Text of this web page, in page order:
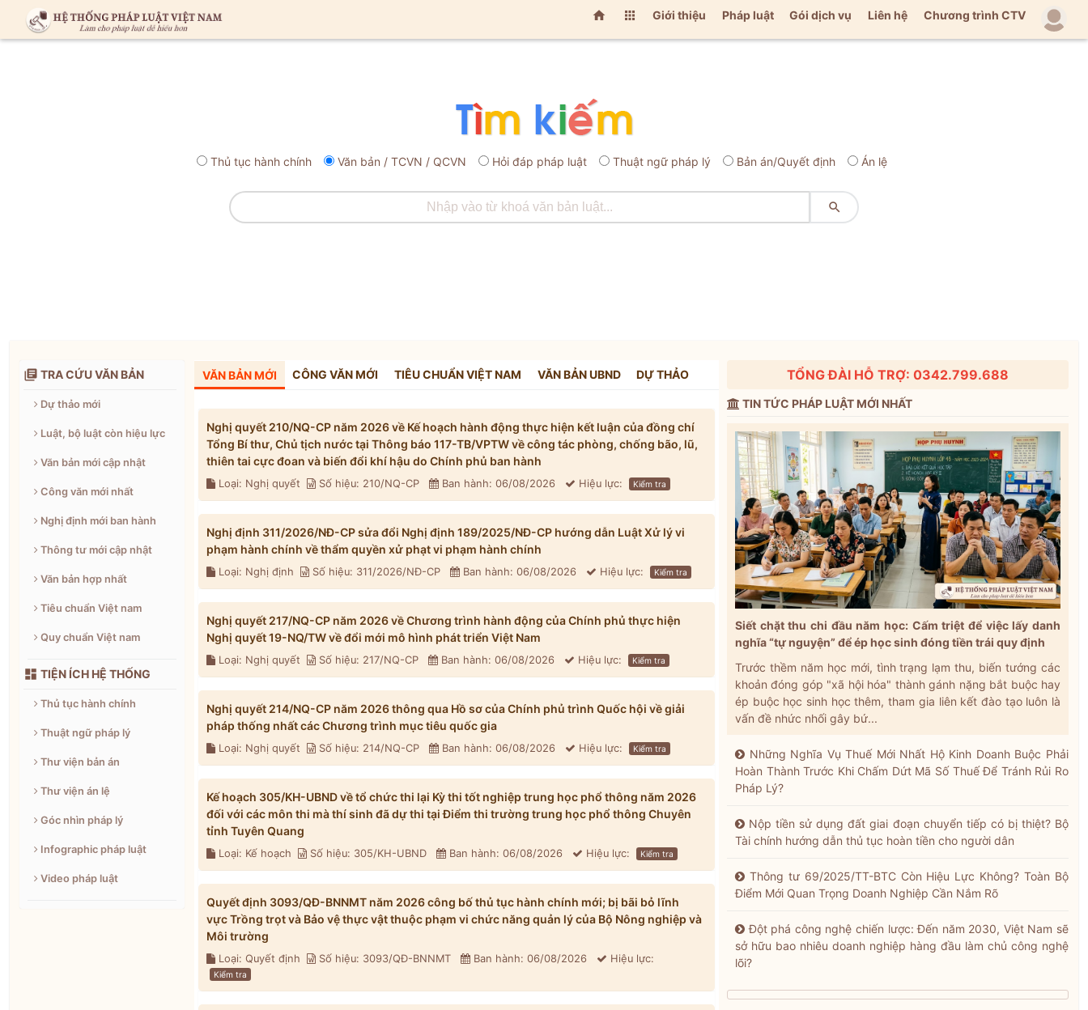
  Giới thiệu Pháp luật Gói dịch vụ Liên hệ Chương trình CTV
Thủ tục hành chính Văn bản / TCVN / QCVN Hỏi đáp pháp luật Thuật ngữ pháp lý Bản án/Quyết định Án lệ

 TRA CỨU VĂN BẢN
Dự thảo mới
Luật, bộ luật còn hiệu lực
Văn bản mới cập nhật
Công văn mới nhất
Nghị định mới ban hành
Thông tư mới cập nhật
Văn bản hợp nhất
Tiêu chuẩn Việt nam
Quy chuẩn Việt nam
 TIỆN ÍCH HỆ THỐNG
Thủ tục hành chính
Thuật ngữ pháp lý
Thư viện bản án
Thư viện án lệ
Góc nhìn pháp lý
Infographic pháp luật
Video pháp luật
VĂN BẢN MỚI CÔNG VĂN MỚI TIÊU CHUẨN VIỆT NAM VĂN BẢN UBND DỰ THẢO
Nghị quyết 210/NQ-CP năm 2026 về Kế hoạch hành động thực hiện kết luận của đồng chí
Tổng Bí thư, Chủ tịch nước tại Thông báo 117-TB/VPTW về công tác phòng, chống bão, lũ,
thiên tai cực đoan và biến đổi khí hậu do Chính phủ ban hành
Loại: Nghị quyết Số hiệu: 210/NQ-CP Ban hành: 06/08/2026 Hiệu lực: Kiểm tra
Nghị định 311/2026/NĐ-CP sửa đổi Nghị định 189/2025/NĐ-CP hướng dẫn Luật Xử lý vi
phạm hành chính về thẩm quyền xử phạt vi phạm hành chính
Loại: Nghị định Số hiệu: 311/2026/NĐ-CP Ban hành: 06/08/2026 Hiệu lực: Kiểm tra
Nghị quyết 217/NQ-CP năm 2026 về Chương trình hành động của Chính phủ thực hiện
Nghị quyết 19-NQ/TW về đổi mới mô hình phát triển Việt Nam
Loại: Nghị quyết Số hiệu: 217/NQ-CP Ban hành: 06/08/2026 Hiệu lực: Kiểm tra
Nghị quyết 214/NQ-CP năm 2026 thông qua Hồ sơ của Chính phủ trình Quốc hội về giải
pháp thống nhất các Chương trình mục tiêu quốc gia
Loại: Nghị quyết Số hiệu: 214/NQ-CP Ban hành: 06/08/2026 Hiệu lực: Kiểm tra
Kế hoạch 305/KH-UBND về tổ chức thi lại Kỳ thi tốt nghiệp trung học phổ thông năm 2026
đối với các môn thi mà thí sinh đã dự thi tại Điểm thi trường trung học phổ thông Chuyên
tỉnh Tuyên Quang
Loại: Kế hoạch Số hiệu: 305/KH-UBND Ban hành: 06/08/2026 Hiệu lực: Kiểm tra
Quyết định 3093/QĐ-BNNMT năm 2026 công bố thủ tục hành chính mới; bị bãi bỏ lĩnh
vực Trồng trọt và Bảo vệ thực vật thuộc phạm vi chức năng quản lý của Bộ Nông nghiệp và
Môi trường
Loại: Quyết định Số hiệu: 3093/QĐ-BNNMT Ban hành: 06/08/2026 Hiệu lực:
Kiểm tra
TỔNG ĐÀI HỖ TRỢ: 0342.799.688
TIN TỨC PHÁP LUẬT MỚI NHẤT
Siết chặt thu chi đầu năm học: Cấm triệt để việc lấy danh
nghĩa “tự nguyện” để ép học sinh đóng tiền trái quy định
Trước thềm năm học mới, tình trạng lạm thu, biến tướng các
khoản đóng góp "xã hội hóa" thành gánh nặng bắt buộc hay
ép buộc học sinh học thêm, tham gia liên kết đào tạo luôn là
vấn đề nhức nhối gây bứ...
Những Nghĩa Vụ Thuế Mới Nhất Hộ Kinh Doanh Buộc Phải
Hoàn Thành Trước Khi Chấm Dứt Mã Số Thuế Để Tránh Rủi Ro
Pháp Lý?
Nộp tiền sử dụng đất giai đoạn chuyển tiếp có bị thiệt? Bộ
Tài chính hướng dẫn thủ tục hoàn tiền cho người dân
Thông tư 69/2025/TT-BTC Còn Hiệu Lực Không? Toàn Bộ
Điểm Mới Quan Trọng Doanh Nghiệp Cần Nắm Rõ
Đột phá công nghệ chiến lược: Đến năm 2030, Việt Nam sẽ
sở hữu bao nhiêu doanh nghiệp hàng đầu làm chủ công nghệ
lõi?